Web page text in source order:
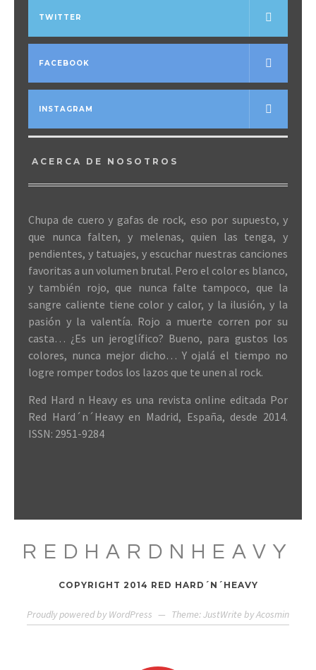
TWITTER
FACEBOOK
INSTAGRAM
ACERCA DE NOSOTROS
Chupa de cuero y gafas de rock, eso por supuesto, y
que nunca falten, y melenas, quien las tenga, y
pendientes, y tatuajes, y escuchar nuestras canciones
favoritas a un volumen brutal. Pero el color es blanco,
y también rojo, que nunca falte tampoco, que la
sangre caliente tiene color y calor, y la ilusión, y la
pasión y la valentía. Rojo a muerte corren por su
casta… ¿Es un jeroglífico? Bueno, para gustos los
colores, nunca mejor dicho… Y ojalá el tiempo no
logre romper todos los lazos que te unen al rock.
Red Hard n Heavy es una revista online editada Por
Red Hard´n´Heavy en Madrid, España, desde 2014.
ISSN: 2951-9284
REDHARDNHEAVY
COPYRIGHT 2014 RED HARD´N´HEAVY
Proudly powered by WordPress — Theme: JustWrite byAcosmin